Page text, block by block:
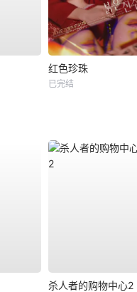
红色珍珠
已完结
杀人者的购物中心2